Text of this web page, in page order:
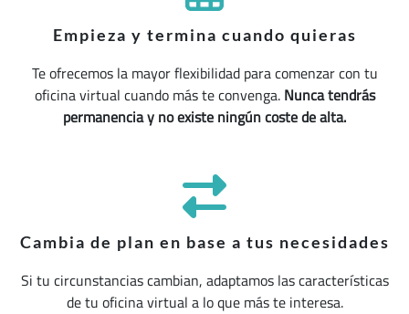
Empieza y termina cuando quieras
Te ofrecemos la mayor flexibilidad para comenzar con tu
oficina virtual cuando más te convenga.Nunca tendrás
permanencia y no existe ningún coste de alta.
Cambia de plan en base a tus necesidades
Si tu circunstancias cambian, adaptamos las características
de tu oficina virtual a lo que más te interesa.